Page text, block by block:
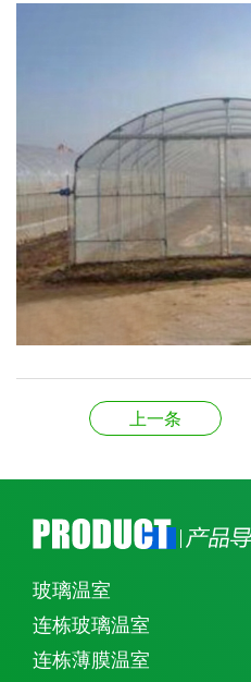
上一条
玻璃温室
连栋玻璃温室
连栋薄膜温室